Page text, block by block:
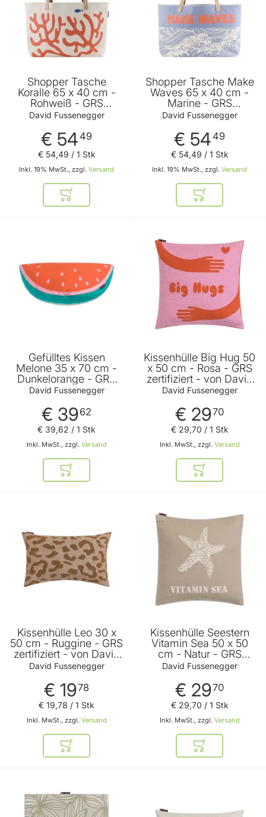
Shopper Tasche
Koralle 65 x 40 cm -
Rohweiß - GRS
zertifiziert - von David
David Fussenegger
€ 54 49
Inkl. 19% MwSt., zzgl. Versand
€ 54,49 / 1 Stk
In den Warenkorb
Shopper Tasche Make
Waves 65 x 40 cm -
Marine - GRS
zertifiziert - von David
David Fussenegger
€ 54 49
Inkl. 19% MwSt., zzgl. Versand
€ 54,49 / 1 Stk
In den
Gefülltes Kissen
Melone 35 x 70 cm -
Dunkelorange - GRS
zertifiziert - von David
David Fussenegger
€ 3962
Inkl. MwSt., zzgl. Versand
€ 39,62 / 1 Stk
In den Warenkorb
Kissenhülle Big Hug 50
x 50 cm - Rosa - GRS
zertifiziert - von David
Fussenegger
David Fussenegger
€ 2970
Inkl. MwSt., zzgl. Versand
€ 29,70 / 1 Stk
In den
Kissenhülle Leo 30 x
50 cm - Ruggine - GRS
zertifiziert - von David
Fussenegger
David Fussenegger
€ 1978
Inkl. MwSt., zzgl. Versand
€ 19,78 / 1 Stk
In den Warenkorb
Kissenhülle Seestern
Vitamin Sea 50 x 50
cm - Natur - GRS
zertifiziert - von David
David Fussenegger
€ 2970
Inkl. MwSt., zzgl. Versand
€ 29,70 / 1 Stk
In den